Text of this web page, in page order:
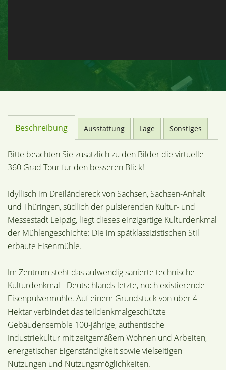
Beschreibung Ausstattung Lage Sonstiges
Bitte beachten Sie zusätzlich zu den Bilder die virtuelle
360 Grad Tour für den besseren Blick!
Idyllisch im Dreiländereck von Sachsen, Sachsen-Anhalt
und Thüringen, südlich der pulsierenden Kultur- und
Messestadt Leipzig, liegt dieses einzigartige Kulturdenkmal
der Mühlengeschichte: Die im spätklassizistischen Stil
erbaute Eisenmühle.
Im Zentrum steht das aufwendig sanierte technische
Kulturdenkmal - Deutschlands letzte, noch existierende
Eisenpulvermühle. Auf einem Grundstück von über 4
Hektar verbindet das teildenkmalgeschützte
Gebäudensemble 100-jährige, authentische
Industriekultur mit zeitgemäßem Wohnen und Arbeiten,
energetischer Eigenständigkeit sowie vielseitigen
Nutzungen und Nutzungsmöglichkeiten.